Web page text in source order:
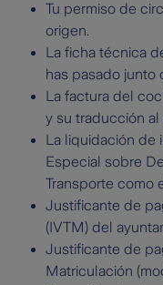
Tu permiso de
origen.
La ficha técnica
has pasado junto
La factura del
y su traducción al
La liquidación de
Especial sobre
Transporte como
Justificante de
(IVTM) del
Justificante de
Matriculación